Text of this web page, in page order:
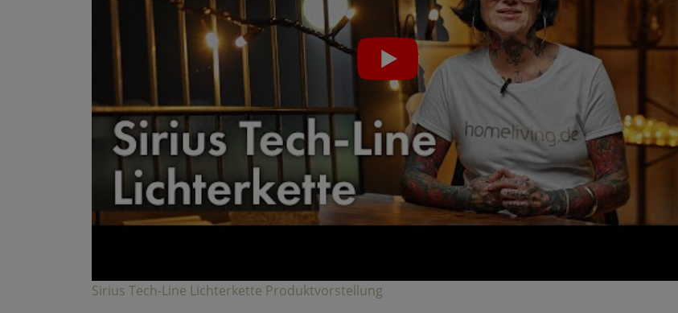
Sirius Tech-Line Lichterkette Produktvorstellung